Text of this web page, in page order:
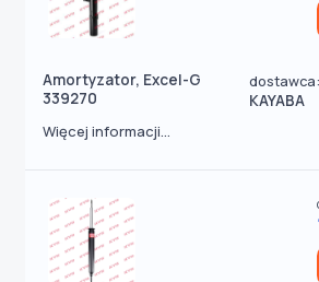
Amortyzator, Excel-G
339270
dostawca:
KAYABA
Więcej informacji...